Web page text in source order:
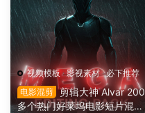
视频模板·影视素材·必下推荐
电影混剪 剪辑大神 Alvar 200
多个热门好莱坞电影短片混剪